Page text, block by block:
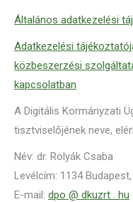
Általános adatkezelési
Adatkezelési
közbeszerzési
kapcsolatban
A Digitális Kormányzati
tisztviselőjének neve,
Név: dr. Rolyák Csaba
Levélcím: 1134
E-mail: dpo @ dkuzrt . hu